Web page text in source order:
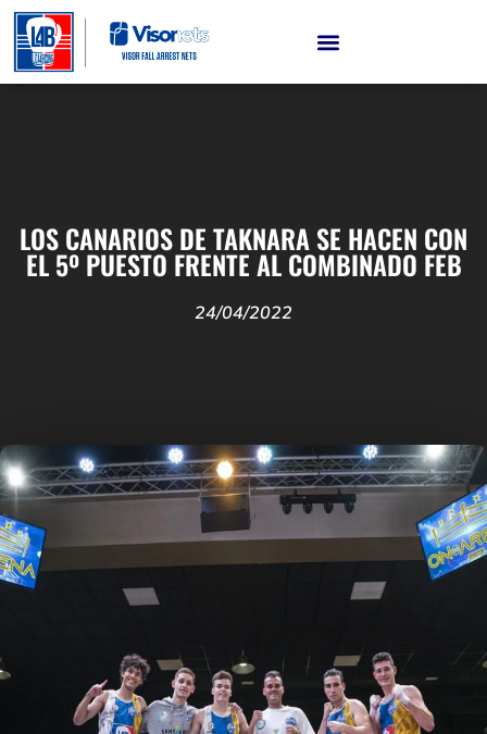
LOS CANARIOS DE TAKNARA SE HACEN CON
EL 5º PUESTO FRENTE AL COMBINADO FEB
24/04/2022